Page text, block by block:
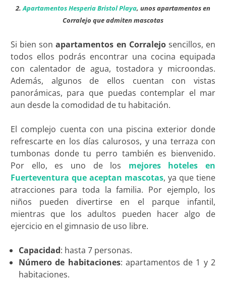
2.Apartamentos Hesperia Bristol Playa, unos apartamentos en
Corralejo que admiten mascotas
Si bien sonapartamentos en Corralejosencillos, en
todos ellos podrás encontrar una cocina equipada
con calentador de agua, tostadora y microondas.
Además, algunos de ellos cuentan con vistas
panorámicas, para que puedas contemplar el mar
aun desde la comodidad de tu habitación.
El complejo cuenta con una piscina exterior donde
refrescarte en los días calurosos, y una terraza con
tumbonas donde tu perro también es bienvenido.
Por ello, es uno de los mejores hoteles en
Fuerteventura que aceptan mascotas, ya que tiene
atracciones para toda la familia. Por ejemplo, los
niños pueden divertirse en el parque infantil,
mientras que los adultos pueden hacer algo de
ejercicio en el gimnasio de uso libre.
Capacidad: hasta 7 personas.
Número de habitaciones: apartamentos de 1 y 2
habitaciones.